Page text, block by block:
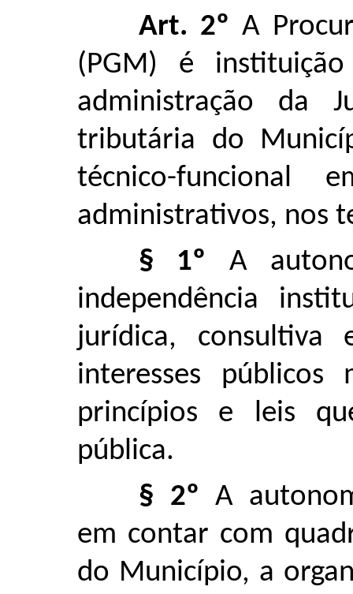
Art. 2º A
(PGM) é
administração da
tributária do
técnico-funcional
administrativos, nos
§ 1º A
independência
jurídica,
interesses públicos
princípios e leis
pública.
§ 2º A
em contar com
do Município, a